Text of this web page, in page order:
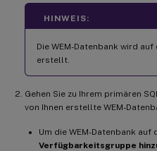
HINWEIS:
Die WEM-Datenbank wird
erstellt.
Gehen Sie zu Ihrem primären
von Ihnen erstellte WEM-
Um die WEM-Datenbank auf
Verfügbarkeitsgruppe